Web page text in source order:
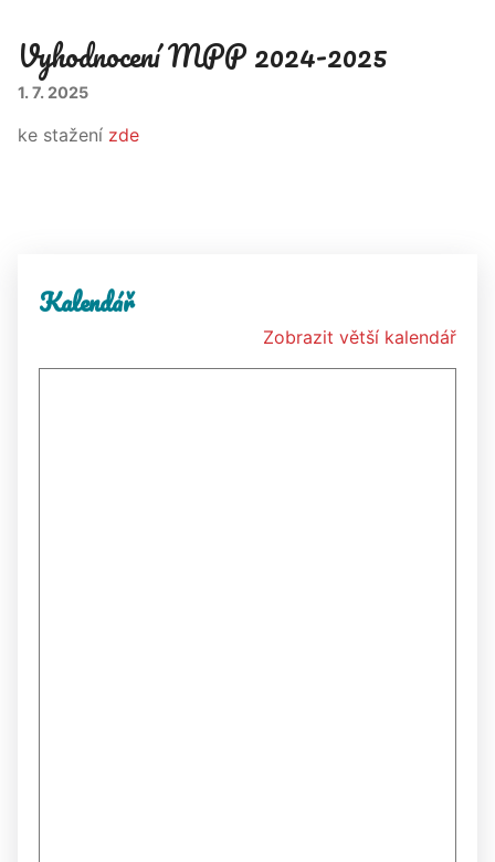
Vyhodnocení MPP 2024-2025
1. 7. 2025
ke stažení zde
Kalendář
Zobrazit větší kalendář